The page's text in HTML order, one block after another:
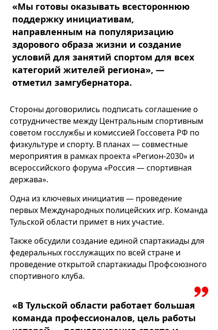
«Мы готовы оказывать всестороннюю
поддержку инициативам,
направленным на популяризацию
здорового образа жизни и создание
условий для занятий спортом для всех
категорий жителей региона», —
отметил замгубернатора.
Стороны договорились подписать соглашение о
сотрудничестве между Центральным спортивным
советом госслужбы и комиссией Госсовета РФ по
физкультуре и спорту. В планах — совместные
мероприятия в рамках проекта «Регион-2030» и
всероссийского форума «Россия — спортивная
держава».
Одна из ключевых инициатив — проведение
первых Международных полицейских игр. Команда
Тульской области примет в них участие.
Также обсудили создание единой спартакиады для
федеральных госслужащих по всей стране и
проведение открытой спартакиады Профсоюзного
спортивного клуба.
«В Тульской области работает большая
команда профессионалов, цель работы